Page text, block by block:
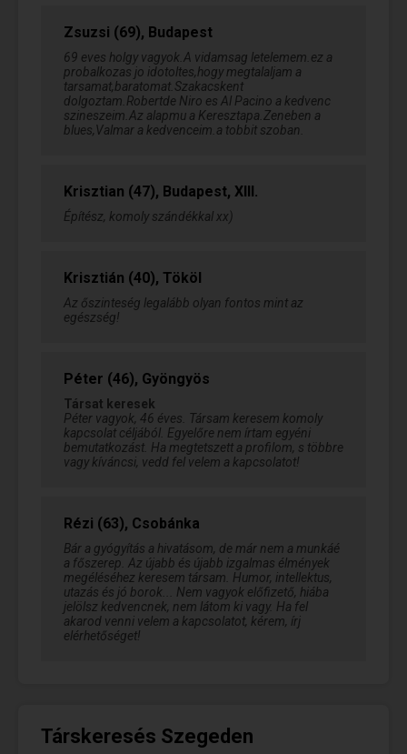
bölcsnek ennyi elég). :)
Zsuzsi (69), Budapest
69 eves holgy vagyok.A vidamsag letelemem.ez a
probalkozas jo idotoltes,hogy megtalaljam a
tarsamat,baratomat.Szakacskent
dolgoztam.Robertde Niro es Al Pacino a kedvenc
szineszeim.Az alapmu a Keresztapa.Zeneben a
blues,Valmar a kedvenceim.a tobbit szoban.
Krisztian (47), Budapest, XIII.
Építész, komoly szándékkal xx)
Krisztián (40), Tököl
Az őszinteség legalább olyan fontos mint az
egészség!
Péter (46), Gyöngyös
Társat keresek
Péter vagyok, 46 éves. Társam keresem komoly
kapcsolat céljából. Egyelőre nem írtam egyéni
bemutatkozást. Ha megtetszett a profilom, s többre
vagy kíváncsi, vedd fel velem a kapcsolatot!
Rézi (63), Csobánka
Bár a gyógyítás a hivatásom, de már nem a munkáé
a főszerep. Az újabb és újabb izgalmas élmények
megéléséhez keresem társam. Humor, intellektus,
utazás és jó borok... Nem vagyok előfizető, hiába
jelölsz kedvencnek, nem látom ki vagy. Ha fel
akarod venni velem a kapcsolatot, kérem, írj
elérhetőséget!
Társkeresés Szegeden